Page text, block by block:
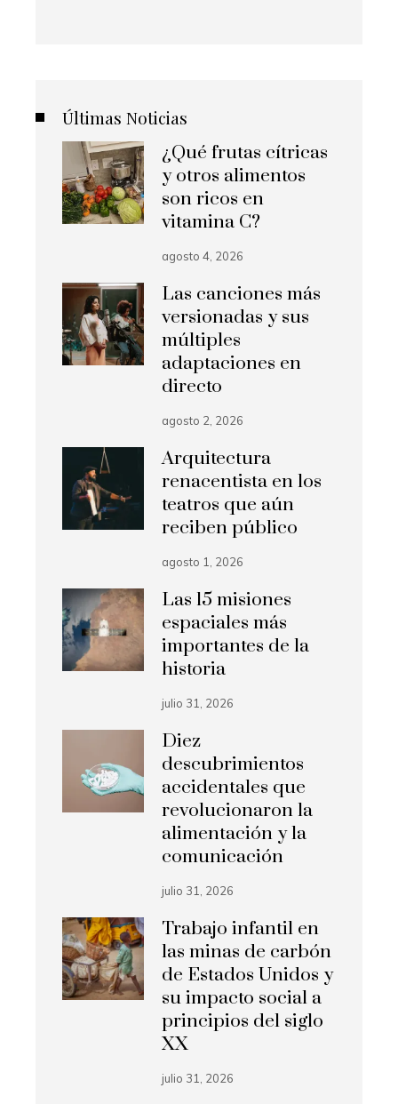
Últimas Noticias
¿Qué frutas cítricas
y otros alimentos
son ricos en
vitamina C?
agosto 4, 2026
Las canciones más
versionadas y sus
múltiples
adaptaciones en
directo
agosto 2, 2026
Arquitectura
renacentista en los
teatros que aún
reciben público
agosto 1, 2026
Las 15 misiones
espaciales más
importantes de la
historia
julio 31, 2026
Diez
descubrimientos
accidentales que
revolucionaron la
alimentación y la
comunicación
julio 31, 2026
Trabajo infantil en
las minas de carbón
de Estados Unidos y
su impacto social a
principios del siglo
XX
julio 31, 2026